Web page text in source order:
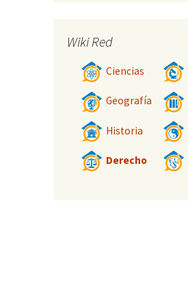
Wiki Red
Ciencias
Geografía
Historia
Derecho